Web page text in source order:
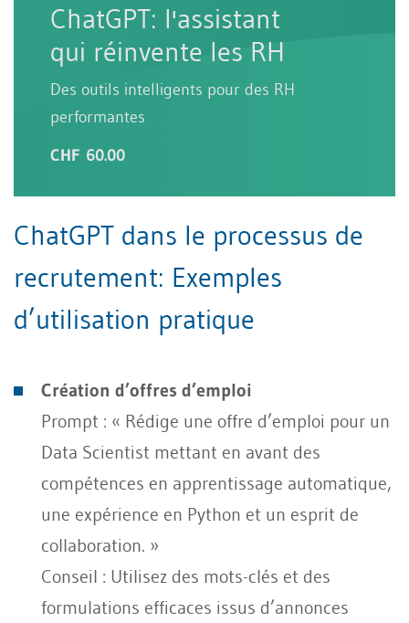
ChatGPT: l'assistant
qui réinvente les RH
Des outils intelligents pour des RH
performantes
CHF 60.00
ChatGPT dans le processus de
recrutement: Exemples
d’utilisation pratique
Création d’offres d’emploi
Prompt : « Rédige une offre d’emploi pour un
Data Scientist mettant en avant des
compétences en apprentissage automatique,
une expérience en Python et un esprit de
collaboration. »
Conseil : Utilisez des mots-clés et des
formulations efficaces issus d’annonces